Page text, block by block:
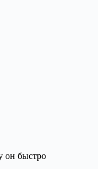
он быстро